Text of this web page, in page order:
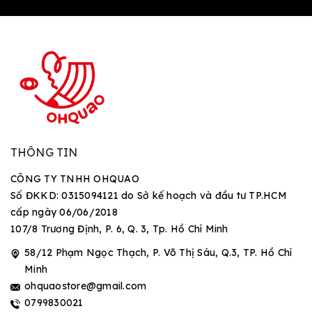
THÔNG TIN
CÔNG TY TNHH OHQUAO
Số ĐKKD: 0315094121 do Sở kế hoạch và đầu tư TP.HCM
cấp ngày 06/06/2018
107/8 Trương Định, P. 6, Q. 3, Tp. Hồ Chí Minh
58/12 Phạm Ngọc Thạch, P. Võ Thị Sáu, Q.3, TP. Hồ Chí
Minh
ohquaostore@gmail.com
0799830021